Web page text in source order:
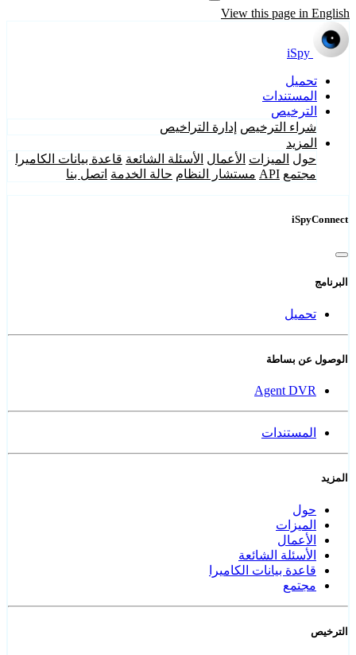
View this page in English
iSpy
تحميل
المستندات
الترخيص
شراء الترخيص إدارة التراخيص
المزيد
حول الميزات الأعمال الأسئلة الشائعة قاعدة بيانات الكاميرا
مجتمع API مستشار النظام حالة الخدمة اتصل بنا
iSpyConnect
البرنامج
تحميل
الوصول عن بساطة
Agent DVR
المستندات
المزيد
حول
الميزات
الأعمال
الأسئلة الشائعة
قاعدة بيانات الكاميرا
مجتمع
الترخيص